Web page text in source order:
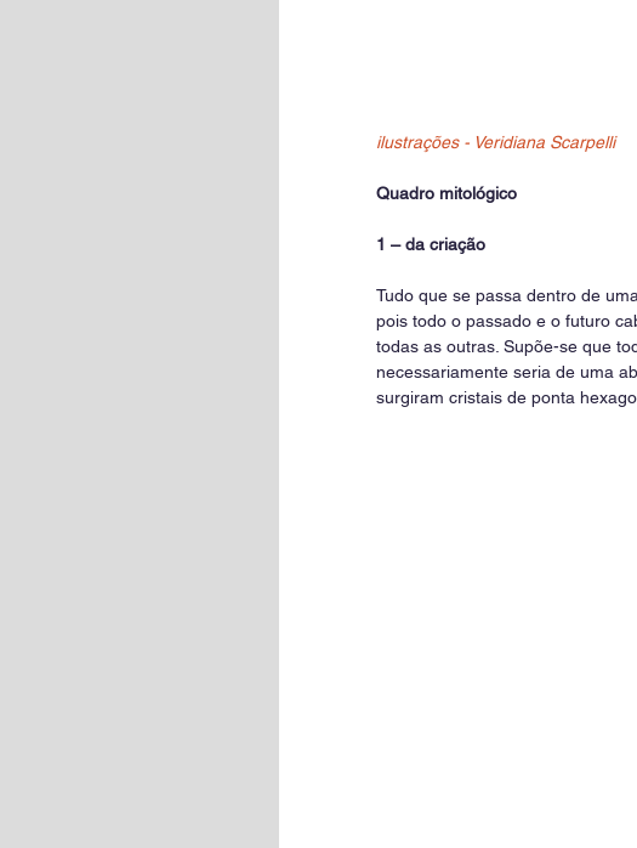
ilustrações - Veridiana Scarpelli
Quadro mitológico
1 – da criação
Tudo que se passa dentro de
pois todo o passado e o futuro
todas as outras. Supõe-se que
necessariamente seria de uma
surgiram cristais de ponta